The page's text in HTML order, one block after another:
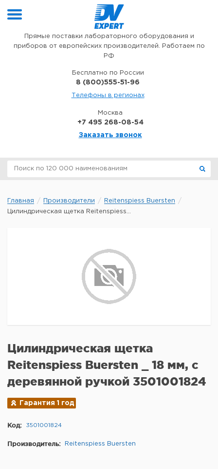
Прямые поставки лабораторного оборудования и
приборов от европейских производителей. Работаем по
РФ
Бесплатно по России
8 (800)555-51-96
Телефоны в регионах
Москва
+7 495 268-08-54
Заказать звонок
Главная Производители
Reitenspiess Buersten
Цилиндрическая щетка Reitenspiess...
Цилиндрическая щетка
Reitenspiess Buersten _ 18 мм, с
деревянной ручкой 3501001824
Гарантия 1 год
Код: 3501001824
Производитель: Reitenspiess Buersten